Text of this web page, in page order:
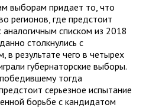
выборам придает то, что
регионов, где предстоит
аналогичным списком из 2018
столкнулись с
в результате чего в четырех
губернаторские выборы.
тогда
серьезное испытание
борьбе с кандидатом